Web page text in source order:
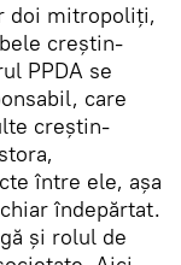
doi mitropoliți,
creștin-
PPDA se
care
creștin-
între ele, așa
îndepărtat.
și rolul de